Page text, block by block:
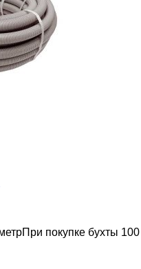
покупке бухты 100